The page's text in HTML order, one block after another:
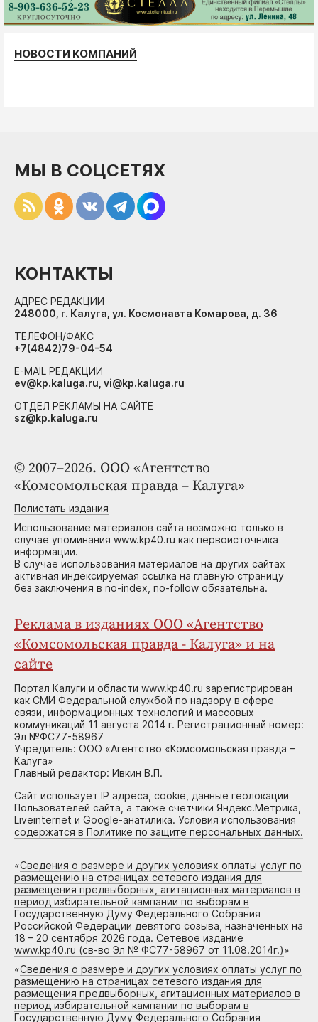
НОВОСТИ КОМПАНИЙ
© 2007–2026. ООО «Агентство
«Комсомольская правда – Калуга»
Полистать издания
Использование материалов сайта возможно только в
случае упоминания www.kp40.ru как первоисточника
информации.
В случае использования материалов на других сайтах
активная индексируемая ссылка на главную страницу
без заключения в no-index, no-follow обязательна.
Реклама в изданиях ООО «Агентство
«Комсомольская правда - Калуга» и на
сайте
Портал Калуги и области www.kp40.ru зарегистрирован
как СМИ Федеральной службой по надзору в сфере
связи, информационных технологий и массовых
коммуникаций 11 августа 2014 г. Регистрационный номер:
Эл №ФС77-58967
Учредитель: ООО «Агентство «Комсомольская правда –
Калуга»
Главный редактор: Ивкин В.П.
Сайт использует IP адреса, cookie, данные геолокации
Пользователей сайта, а также счетчики Яндекс.Метрика,
Liveinternet и Google-анатилика. Условия использования
содержатся в Политике по защите персональных данных.
«Сведения о размере и других условиях оплаты услуг по
размещению на страницах сетевого издания для
размещения предвыборных, агитационных материалов в
период избирательной кампании по выборам в
Государственную Думу Федерального Собрания
Российской Федерации девятого созыва, назначенных на
18 – 20 сентября 2026 года. Сетевое издание
www.kp40.ru (св-во Эл № ФС77-58967 от 11.08.2014г.)»
«Сведения о размере и других условиях оплаты услуг по
размещению на страницах сетевого издания для
размещения предвыборных, агитационных материалов в
период избирательной кампании по выборам в
Государственную Думу Федерального Собрания
МЫ В СОЦСЕТЯХ
КОНТАКТЫ
АДРЕС РЕДАКЦИИ
248000, г. Калуга, ул. Космонавта Комарова, д. 36
ТЕЛЕФОН/ФАКС
+7(4842)79-04-54
E-MAIL РЕДАКЦИИ
ev@kp.kaluga.ru, vi@kp.kaluga.ru
ОТДЕЛ РЕКЛАМЫ НА САЙТЕ
sz@kp.kaluga.ru